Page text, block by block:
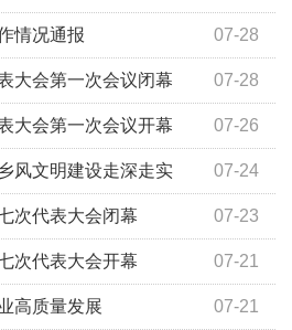
07-28
情况通报
07-28
大会第一次会议闭幕
07-26
大会第一次会议开幕
07-24
风文明建设走深走实
07-23
次代表大会闭幕
07-21
次代表大会开幕
07-21
高质量发展